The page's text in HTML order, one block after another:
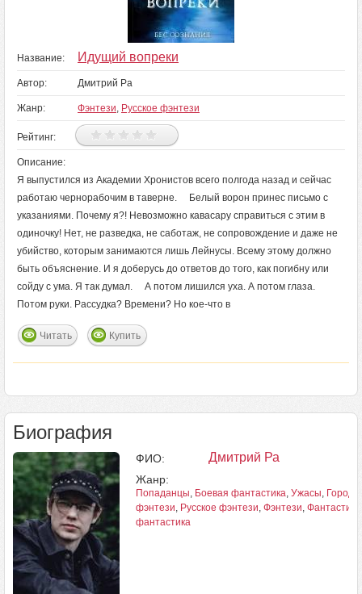
Название: Идущий вопреки
Автор: Дмитрий Ра
Жанр: Фэнтези, Русское фэнтези
Рейтинг:
Описание:
Я выпустился из Академии Хронистов всего полгода назад и сейчас
работаю чернорабочим в таверне. Белый ворон принес письмо с
указаниями. Почему я?! Невозможно кавасару справиться с этим в
одиночку! Нет, не разведка, не саботаж, не сопровождение и даже не
убийство, которым занимаются лишь Лейнусы. Всему этому должно
быть объяснение. И я доберусь до ответов до того, как погибну или
сойду с ума. Я так думал. А потом лишился уха. А потом глаза.
Потом руки. Рассудка? Времени? Но кое-что в
Читать Купить
Биография
ФИО: Дмитрий Ра
Жанр:
Попаданцы, Боевая фантастика, Ужасы,
фэнтези, Русское фэнтези, Фэнтези, Фантастика
фантастика